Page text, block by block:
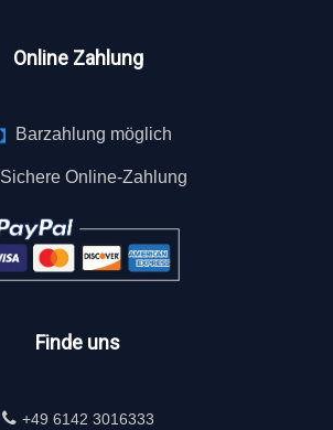
Online Zahlung
Barzahlung möglich
Sichere Online-Zahlung
Finde uns
+49 6142 3016333